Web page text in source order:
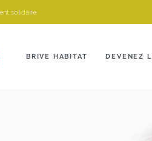
solidaire.
BRIVE HABITAT DEVENEZ